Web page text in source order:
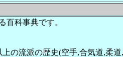
百科事典です。
上の流派の歴史(空手,合気道,柔